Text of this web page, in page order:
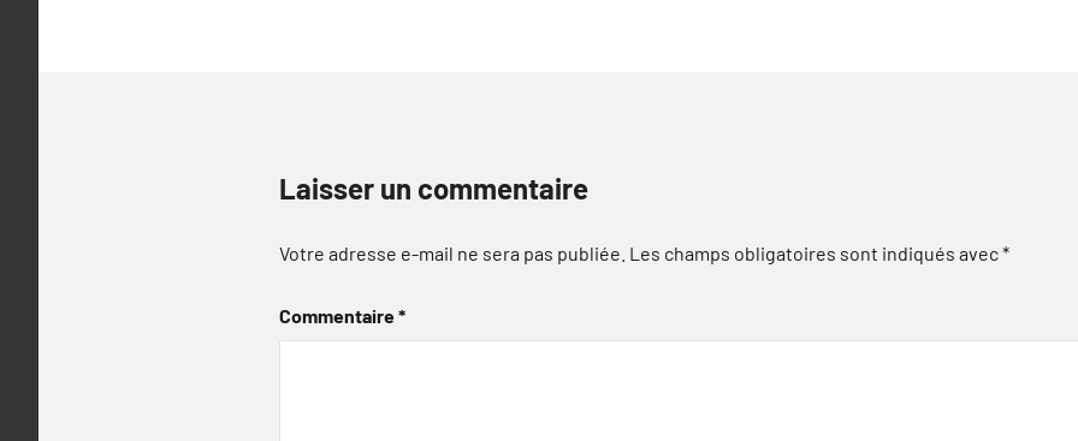
Laisser un commentaire
Votre adresse e-mail ne sera pas publiée. Les champs obligatoires sont indiqués avec*
Commentaire*